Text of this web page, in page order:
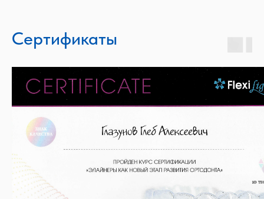
Сертификаты